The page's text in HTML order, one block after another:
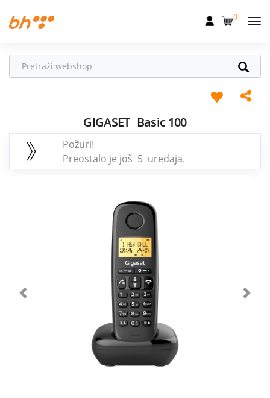
Fiksna
Dom
Uređaji
0
GIGASET Basic 100
Požuri!
Preostalo je još 5 uređaja.